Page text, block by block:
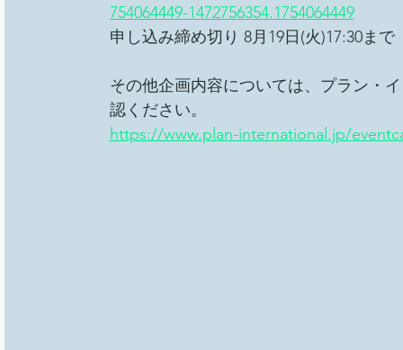
754064449-1472756354.1754064449
申し込み締め切り 8月19日(火)17:30ま
その他企画内容については、プラン・
認ください。
https://www.plan-international.jp/